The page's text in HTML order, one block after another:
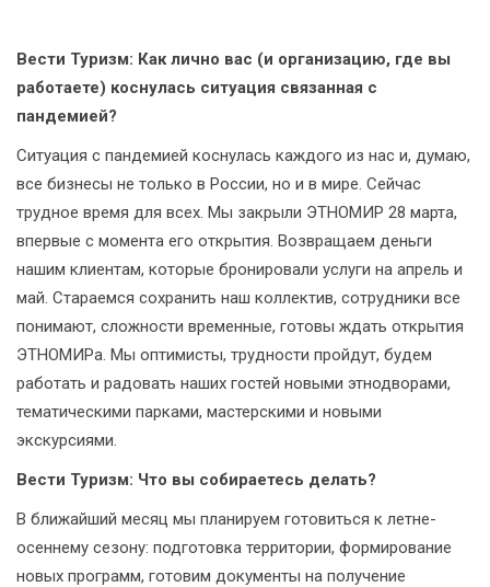
Вести Туризм: Как лично вас (и организацию, где вы
работаете) коснулась ситуация связанная с
пандемией?
Ситуация с пандемией коснулась каждого из нас и, думаю,
все бизнесы не только в России, но и в мире. Сейчас
трудное время для всех. Мы закрыли ЭТНОМИР 28 марта,
впервые с момента его открытия. Возвращаем деньги
нашим клиентам, которые бронировали услуги на апрель и
май. Стараемся сохранить наш коллектив, сотрудники все
понимают, сложности временные, готовы ждать открытия
ЭТНОМИРа. Мы оптимисты, трудности пройдут, будем
работать и радовать наших гостей новыми этнодворами,
тематическими парками, мастерскими и новыми
экскурсиями.
Вести Туризм: Что вы собираетесь делать?
В ближайший месяц мы планируем готовиться к летне-
осеннему сезону: подготовка территории, формирование
новых программ, готовим документы на получение